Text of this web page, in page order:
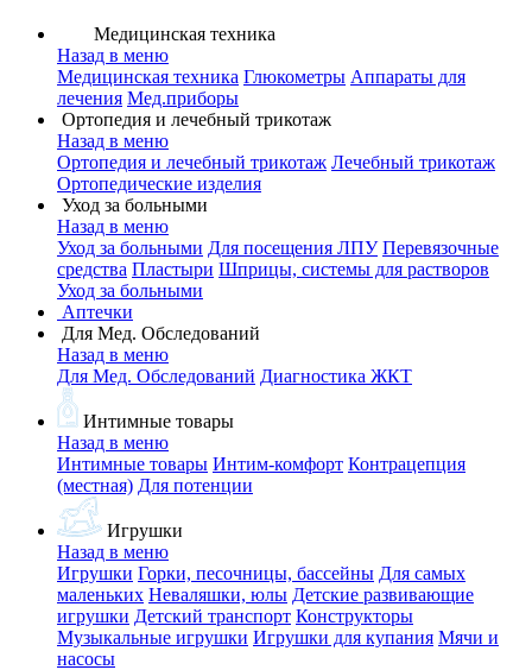
Медицинская техника
Назад в меню
Медицинская техника Глюкометры Аппараты для
лечения Мед.приборы
Ортопедия и лечебный трикотаж
Назад в меню
Ортопедия и лечебный трикотаж Лечебный трикотаж
Ортопедические изделия
Уход за больными
Назад в меню
Уход за больными Для посещения ЛПУ Перевязочные
средства Пластыри Шприцы, системы для растворов
Уход за больными
Аптечки
Для Мед. Обследований
Назад в меню
Для Мед. Обследований Диагностика ЖКТ
Интимные товары
Назад в меню
Интимные товары Интим-комфорт Контрацепция
(местная) Для потенции
Игрушки
Назад в меню
Игрушки Горки, песочницы, бассейны Для самых
маленьких Неваляшки, юлы Детские развивающие
игрушки Детский транспорт Конструкторы
Музыкальные игрушки Игрушки для купания Мячи и
насосы